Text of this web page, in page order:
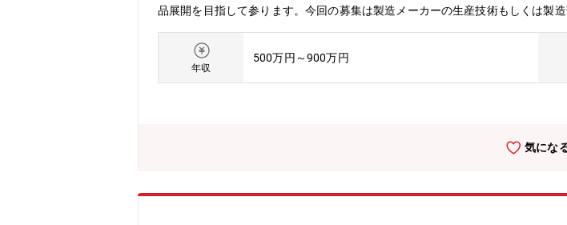
品展開を目指して参ります。今回の募集は製造メーカーの生産技術もしくは製
する現場改善計画立案と改善実務指導・海外出張による製造関連調査、海外自
の業務経験をお持ちの方は優遇致します。仕組み、人づくりなど同社の製造体
年収
500万円～900万円
気にな